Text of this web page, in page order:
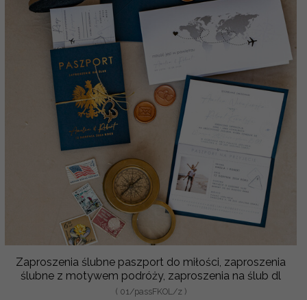
Zaproszenia ślubne paszport do miłości, zaproszenia
ślubne z motywem podróży, zaproszenia na ślub dl
( 01/passFKOL/z )